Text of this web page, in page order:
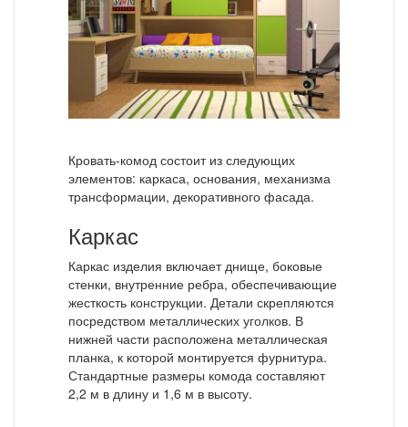
Кровать-комод состоит из следующих
элементов: каркаса, основания, механизма
трансформации, декоративного фасада.
Каркас
Каркас изделия включает днище, боковые
стенки, внутренние ребра, обеспечивающие
жесткость конструкции. Детали скрепляются
посредством металлических уголков. В
нижней части расположена металлическая
планка, к которой монтируется фурнитура.
Стандартные размеры комода составляют
2,2 м в длину и 1,6 м в высоту.